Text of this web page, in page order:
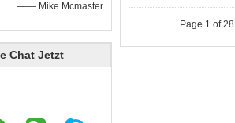
—— Mike Mcmaster
Chat Jetzt
Page 1 of 28